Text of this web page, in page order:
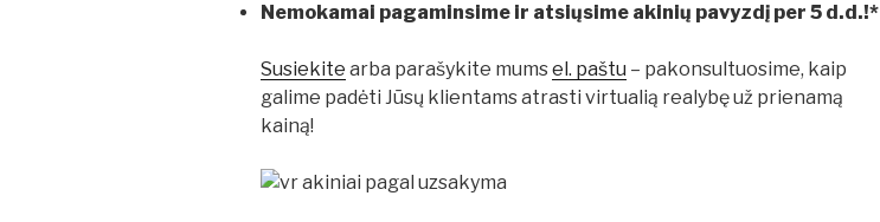
Nemokamai pagaminsime ir atsiųsime akinių pavyzdį per 5 d.d.!*
Susiekite arba parašykite mumsel. paštu – pakonsultuosime, kaip
galime padėti Jūsų klientams atrasti virtualią realybę už prienamą
kainą!